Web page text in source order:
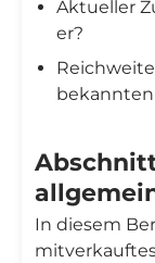
Aktueller
er?
In diesem